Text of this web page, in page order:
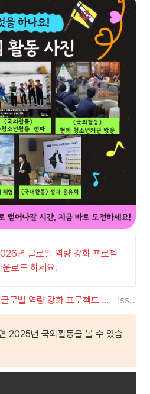
년 글로벌 역량 강화 프로젝
운로드 하세요.
2026년 청소년지도자 글로벌 역량 강화 프로젝트 참가자 모집공고 및 참가 신청서.hwp 155.5 KiB
2025년 국외활동을 볼 수 있습